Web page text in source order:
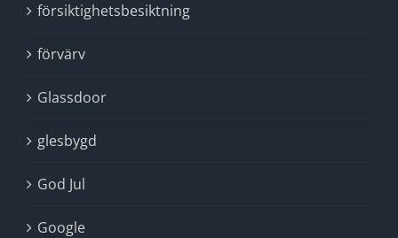
försiktighetsbesiktning
förvärv
Glassdoor
glesbygd
God Jul
Google